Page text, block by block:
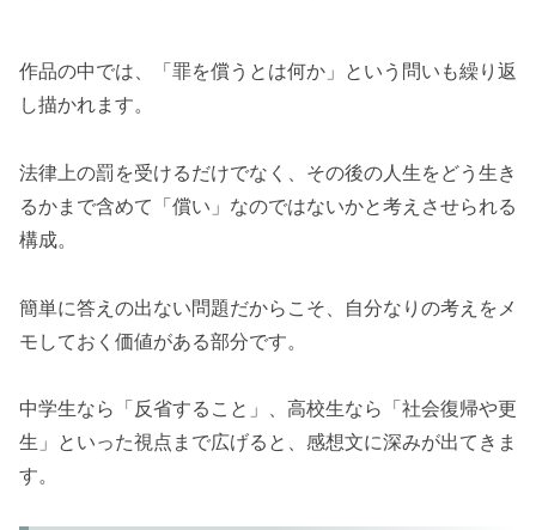
作品の中では、「罪を償うとは何か」という問いも繰り返
し描かれます。
法律上の罰を受けるだけでなく、その後の人生をどう生き
るかまで含めて「償い」なのではないかと考えさせられる
構成。
簡単に答えの出ない問題だからこそ、自分なりの考えをメ
モしておく価値がある部分です。
中学生なら「反省すること」、高校生なら「社会復帰や更
生」といった視点まで広げると、感想文に深みが出てきま
す。